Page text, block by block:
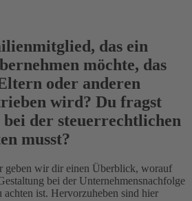
das ein
möchte, das
oder anderen
wird? Du fragst
der steuerrechtlichen
musst?
geben wir dir einen Überblick, worauf
bei der Unternehmensnachfolge
achten ist. Hervorzuheben sind hier